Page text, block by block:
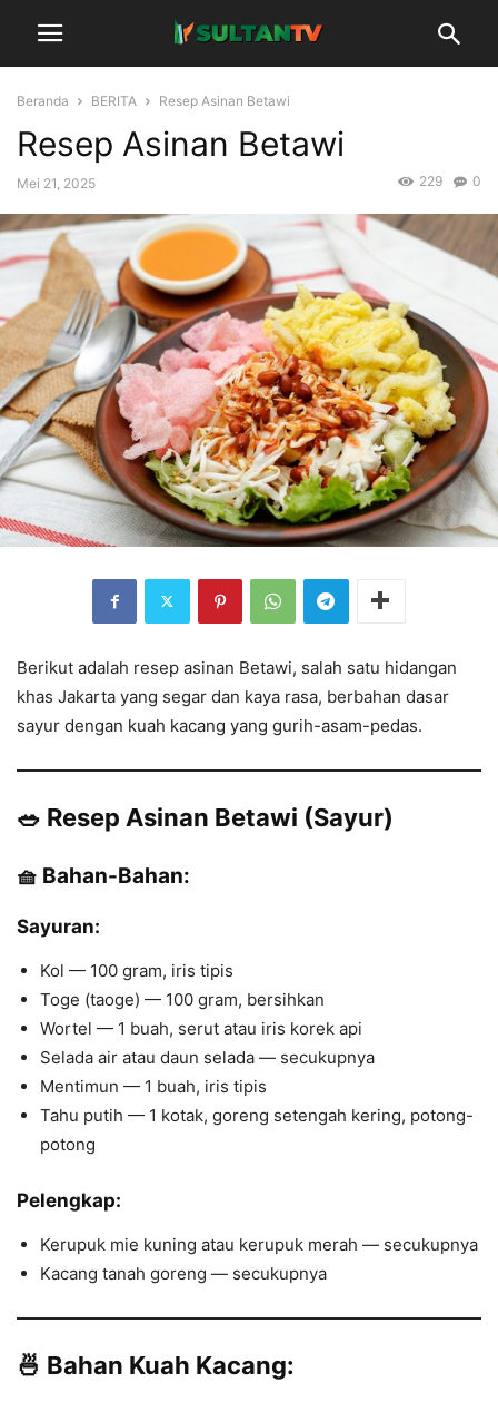
Beranda BERITA Resep Asinan Betawi
Resep Asinan Betawi
Mei 21, 2025 0
229
Berikut adalah resep asinan Betawi, salah satu hidangan
khas Jakarta yang segar dan kaya rasa, berbahan dasar
sayur dengan kuah kacang yang gurih-asam-pedas.
🥗 Resep Asinan Betawi (Sayur)
🧺 Bahan-Bahan:
Sayuran:
Kol — 100 gram, iris tipis
Toge (taoge) — 100 gram, bersihkan
Wortel — 1 buah, serut atau iris korek api
Selada air atau daun selada — secukupnya
Mentimun — 1 buah, iris tipis
Tahu putih — 1 kotak, goreng setengah kering, potong-
potong
Pelengkap:
Kerupuk mie kuning atau kerupuk merah — secukupnya
Kacang tanah goreng — secukupnya
🍜 Bahan Kuah Kacang: